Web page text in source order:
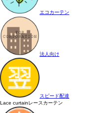
エコカーテン
法人向け
スピード配達
Lace curtainレースカーテン